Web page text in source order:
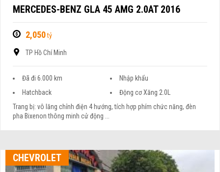
MERCEDES-BENZ GLA 45 AMG 2.0AT 2016
2,050tỷ
TP Hồ Chí Minh
Đã đi 6.000 km
Nhập khẩu
Hatchback
Động cơ Xăng 2.0L
Trang bị: vô lăng chỉnh điện 4 hướng, tích hợp phím chức năng, đèn
pha Bixenon thông minh cử động ...
CHEVROLET